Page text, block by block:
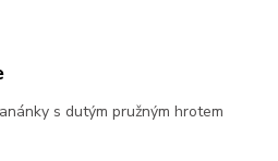
s dutým pružným hrotem